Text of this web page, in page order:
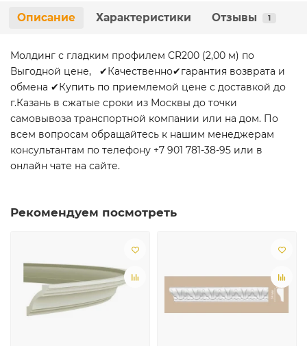
Описание Характеристики Отзывы 1
Молдинг с гладким профилем CR200 (2,00 м) по
Выгодной цене, ✔Качественно✔гарантия возврата и
обмена ✔Купить по приемлемой цене с доставкой до
г.Казань в сжатые сроки из Москвы до точки
самовывоза транспортной компании или на дом. По
всем вопросам обращайтесь к нашим менеджерам
консультантам по телефону +7 901 781-38-95 или в
онлайн чате на сайте.
Рекомендуем посмотреть